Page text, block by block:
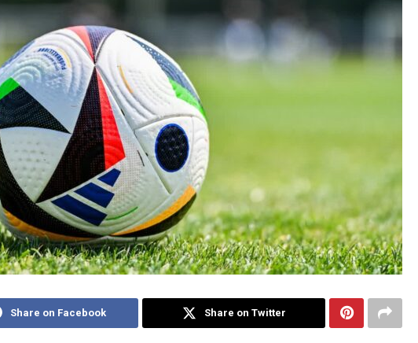
Share on Facebook Share on Twitter